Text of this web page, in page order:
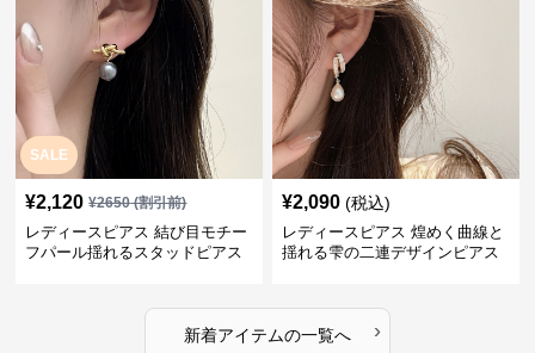
SALE
¥2,120 ¥2650(割引前)
レディースピアス 結び目モチー
フパール揺れるスタッドピアス
¥2,090 (税込)
レディースピアス 煌めく曲線と
揺れる雫の二連デザインピアス
新着アイテムの一覧へ ›